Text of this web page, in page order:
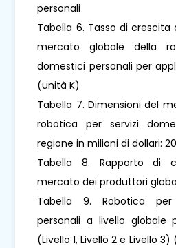
personali
Tabella 6. Tasso di crescita
mercato globale della
domestici personali per
(unità K)
Tabella 7. Dimensioni del
robotica per servizi
regione in milioni di dollari:
Tabella 8. Rapporto di
mercato dei produttori
Tabella 9. Robotica
personali a livello globale
(Livello 1, Livello 2 e Livello